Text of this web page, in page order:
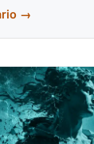
→